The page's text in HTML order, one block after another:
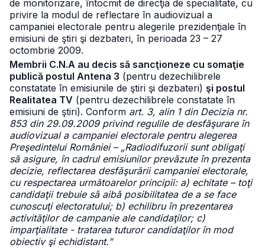
de monitorizare, întocmit de direcţia de specialitate, cu
privire la modul de reflectare în audiovizual a
campaniei electorale pentru alegerile prezidenţiale în
emisiuni de ştiri şi dezbateri, în perioada 23 – 27
octombrie 2009.
Membrii C.N.A au decis să sancţioneze cu somaţie
publică postul Antena 3 (pentru dezechilibrele
constatate în emisiunile de ştiri şi dezbateri) şi postul
Realitatea TV (pentru dezechilibrele constatate în
emisiuni de ştiri). Conform art. 3, alin 1 din Decizia nr.
853 din 29.09.2009 privind regulile de desfăşurare în
audiovizual a campaniei electorale pentru alegerea
Preşedintelui României – „Radiodifuzorii sunt obligaţi
să asigure, în cadrul emisiunilor prevăzute în prezenta
decizie, reflectarea desfăşurării campaniei electorale,
cu respectarea următoarelor principii: a) echitate – toţi
candidaţii trebuie să aibă posibilitatea de a se face
cunoscuţi electoratului; b) echilibru în prezentarea
activităţilor de campanie ale candidaţilor; c)
imparţialitate - tratarea tuturor candidaţilor în mod
obiectiv şi echidistant.”